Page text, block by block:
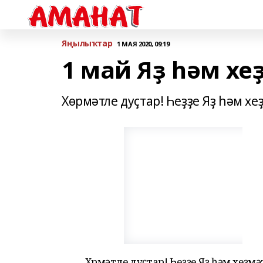
Яңылыҡтар 1 МАЯ 2020, 09:19
1 май Яҙ һәм
Хөрмәтле дуҫтар! Һеҙҙе Яҙ һәм